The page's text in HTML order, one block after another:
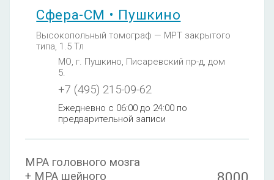
Сфера-СМ • Пушкино
Высокопольный томограф — МРТ закрытого
типа, 1.5 Тл
МО, г. Пушкино, Писаревский пр-д, дом
5.
+7 (495) 215-09-62
Ежедневно с 06:00 до 24:00 по
предварительной записи
МРА головного мозга
+ МРА шейного